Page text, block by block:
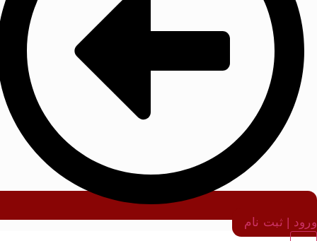
ورود | ثبت نام